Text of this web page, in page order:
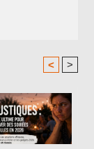
< >